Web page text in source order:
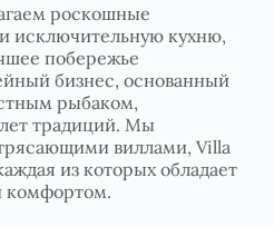
роскошные
исключительную кухню,
побережье
бизнес, основанный
рыбаком,
традиций. Мы
виллами, Villa
из которых обладает
комфортом.